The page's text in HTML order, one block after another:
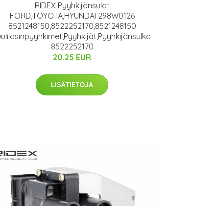
RIDEX Pyyhkijänsulat
FORD,TOYOTA,HYUNDAI 298W0126
8521248150,8522252170,8521248150
8522252170
20.25 EUR
LISÄTIETOJA